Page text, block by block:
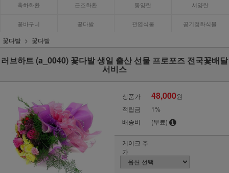
축하화환 근조화환 동양란 서양란
꽃바구니 꽃다발 관엽식물 공기정화식물
꽃다발 꽃다발
러브하트 (a_0040) 꽃다발 생일 출산 선물 프로포즈 전국꽃배달
서비스
상품가 48,000원
적립금
1%
배송비
(무료)
케이크 추
가